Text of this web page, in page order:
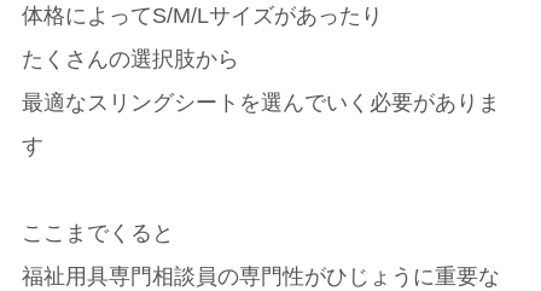
体格によってS/M/Lサイズがあったり
たくさんの選択肢から
最適なスリングシートを選んでいく必要がありま
す
ここまでくると
福祉用具専門相談員の専門性がひじょうに重要な